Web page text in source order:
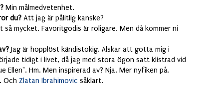
Min målmedvetenhet.
du? Att jag är pålitlig kanske?
så mycket. Favoritgodis är roligare. Men då kommer ni
Jag är hopplöst kändistokig. Älskar att gotta mig i
tidigt i livet, då jag med stora ögon satt klistrad vid
Ellen". Hm. Men inspirerad av? Nja. Mer nyfiken på.
Och Zlatan Ibrahimovic såklart.